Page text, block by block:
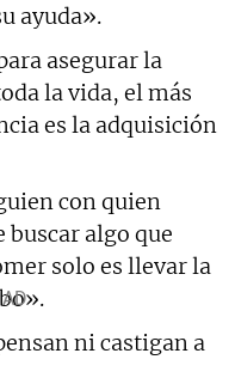
ayuda».
asegurar la
la vida, el más
es la adquisición
con quien
buscar algo que
solo es llevar la
ni castigan a